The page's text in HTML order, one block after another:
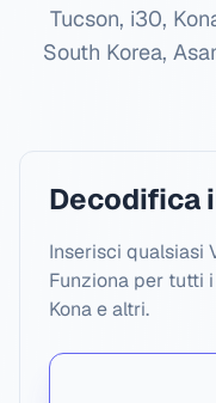
Tucson, i30,
South Korea,
Decodifica
Inserisci qualsiasi
Funziona per tutti
Kona e altri.